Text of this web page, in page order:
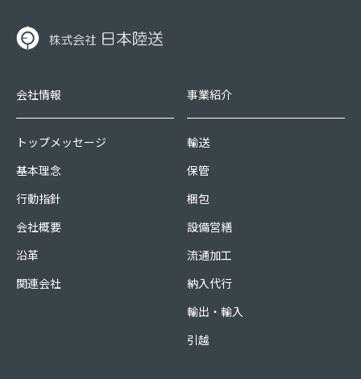
会社情報
トップメッセージ
基本理念
行動指針
会社概要
沿革
関連会社
事業紹介
輸送
保管
梱包
設備営繕
流通加工
納入代行
輸出・輸入
引越